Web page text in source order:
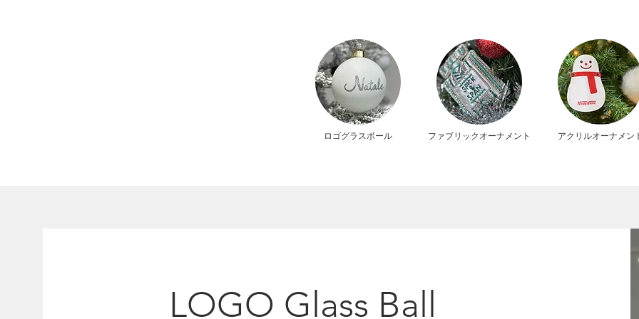
ロゴグラスボール ファブリックオーナメント アクリルオーナメン
LOGO Glass Ball